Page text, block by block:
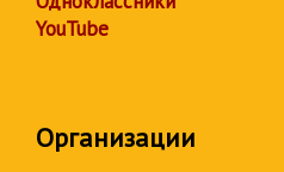
YouTube
Организации